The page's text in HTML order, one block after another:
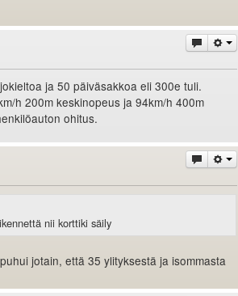
ja 50 päiväsakkoa eli 300e tuli.
h 200m keskinopeus ja 94km/h 400m
ohitus.
nii korttiki säily
jotain, että 35 ylityksestä ja isommasta